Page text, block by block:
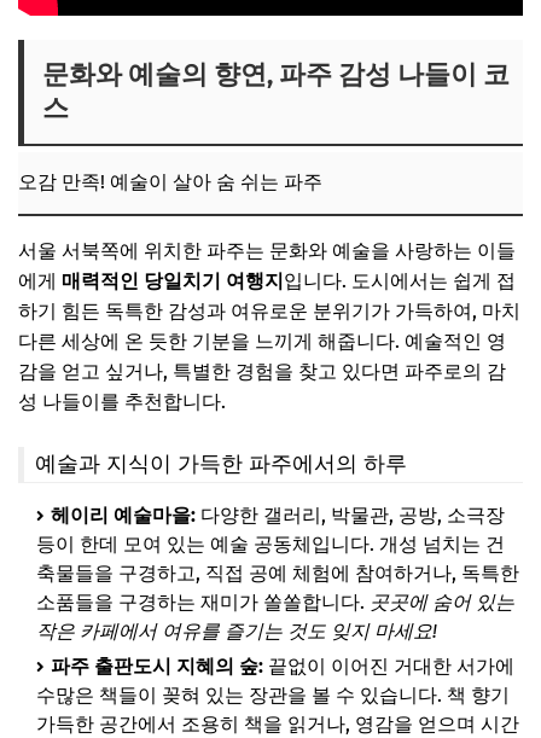
문화와 예술의 향연, 파주 감성 나들이 코
스
오감 만족! 예술이 살아 숨 쉬는 파주
서울 서북쪽에 위치한 파주는 문화와 예술을 사랑하는 이들
에게 매력적인 당일치기 여행지입니다. 도시에서는 쉽게 접
하기 힘든 독특한 감성과 여유로운 분위기가 가득하여, 마치
다른 세상에 온 듯한 기분을 느끼게 해줍니다. 예술적인 영
감을 얻고 싶거나, 특별한 경험을 찾고 있다면 파주로의 감
성 나들이를 추천합니다.
예술과 지식이 가득한 파주에서의 하루
헤이리 예술마을: 다양한 갤러리, 박물관, 공방, 소극장
등이 한데 모여 있는 예술 공동체입니다. 개성 넘치는 건
축물들을 구경하고, 직접 공예 체험에 참여하거나, 독특한
소품들을 구경하는 재미가 쏠쏠합니다. 곳곳에 숨어 있는
작은 카페에서 여유를 즐기는 것도 잊지 마세요!
파주 출판도시 지혜의 숲: 끝없이 이어진 거대한 서가에
수많은 책들이 꽂혀 있는 장관을 볼 수 있습니다. 책 향기
가득한 공간에서 조용히 책을 읽거나, 영감을 얻으며 시간